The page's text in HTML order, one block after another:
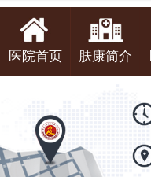
医院首页 肤康简介